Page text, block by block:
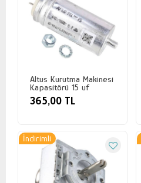
Altus Kurutma Makinesi
Kapasitörü 15 uf
365,00 TL
İndirimli